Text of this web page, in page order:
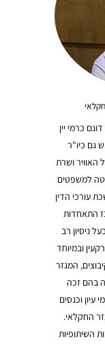
נולד בבנימינה ובעל משק פעיל של 120 דונם כרמי יין
גם כיו"ר
האוויר ושרת
למשפטים
חבר בלשכת עורכי הדין
מרכז התאחדות
בישראל בשנים 2007-2012. בעל ניסיון רב
ובמיוחד
המגזר
בהם זכה
עיון וכנסים
החקלאי.
השיתופיות